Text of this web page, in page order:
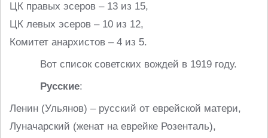
ЦК правых эсеров – 13 из 15,
ЦК левых эсеров – 10 из 12,
Комитет анархистов – 4 из 5.
Вот список советских вождей в 1919 году.
Русские:
Ленин (Ульянов) – русский от еврейской матери,
Луначарский (женат на еврейке Розенталь),